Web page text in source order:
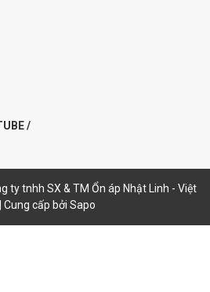
/
ty tnhh SX & TM Ổn áp Nhật Linh - Việt
Cung cấp bởi Sapo